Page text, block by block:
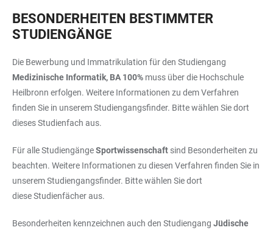
BESONDERHEITEN BESTIMMTER
STUDIENGÄNGE
Die Bewerbung und Immatrikulation für den Studiengang
Medizinische Informatik, BA 100% muss über die Hochschule
Heilbronn erfolgen. Weitere Informationen zu dem Verfahren
finden Sie in unserem Studiengangsfinder. Bitte wählen Sie dort
dieses Studienfach aus.
Für alle StudiengängeSportwissenschaft sind Besonderheiten zu
beachten. Weitere Informationen zu diesen Verfahren finden Sie in
unserem Studiengangsfinder. Bitte wählen Sie dort
diese Studienfächer aus.
Besonderheiten kennzeichnen auch den Studiengang Jüdische